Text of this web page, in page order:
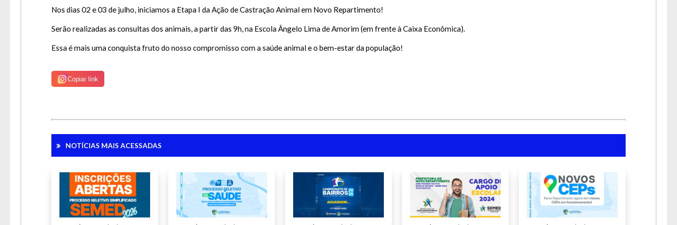
Nos dias 02 e 03 de julho, iniciamos a Etapa I da Ação de Castração Animal em Novo Repartimento!
Serão realizadas as consultas dos animais, a partir das 9h, na Escola Ângelo Lima de Amorim (em frente à Caixa Econômica).
Essa é mais uma conquista fruto do nosso compromisso com a saúde animal e o bem-estar da população!
Copiar link
NOTÍCIAS MAIS ACESSADAS
Para alterar a cor do layout escuro/claro e vice versa clique no ícone meia lua.
Enviar
Enviar
CEP: 68.473-000
Horário de Atendimento Presencial: 08h às 14h